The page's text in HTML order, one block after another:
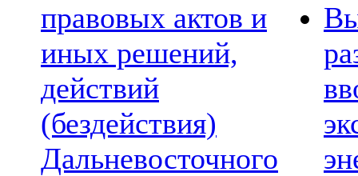
правовых актов и
иных решений,
действий
(бездействия)
Дальневосточного